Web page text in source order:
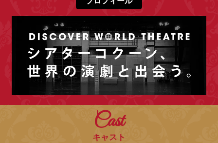
Cast
キャスト